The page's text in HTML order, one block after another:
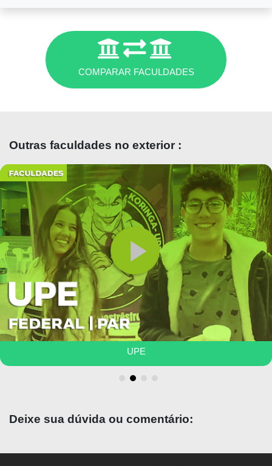
Diferente do Brasil,na UBA não
3 anos de CBC (Ciclo Básico Comum)
estudando matérias do curso que querem fazer
e, se passarem, ingressam na faculdade. É uma
forma considerada mais justa pelos alunos, já
que não é necessário fazer um vestibular e
GRADE CURRICULAR
É normal os professores da faculdade de
Medicina da UBAnão darem aulase sim os
monitores. Como são muitos alunos por turma,
os estudantes tem que chegar preparados nas
aulas, sabendo dos assuntos e os professores e
monitores ajudam a tirar as dúvidas.Os
monitores não ganham salários, mas conta
para o currículo.A grade curricular é
diferentes das faculdades brasileiras. Os
módulos são divididos em 3 anos de ciclo
básico, 3 anos de ciclo clínico e 8 meses de
internato.
As provas da maioria das matérias são
3 exames. Se os alunos forem
aprovados, ainda fazem uma prova final e uma
prova oral com o professor com o conteúdo do
de 7.949 horas.
COMPARAR FACULDADES
Outras faculdades no exterior :
Deixe sua dúvida ou comentário: